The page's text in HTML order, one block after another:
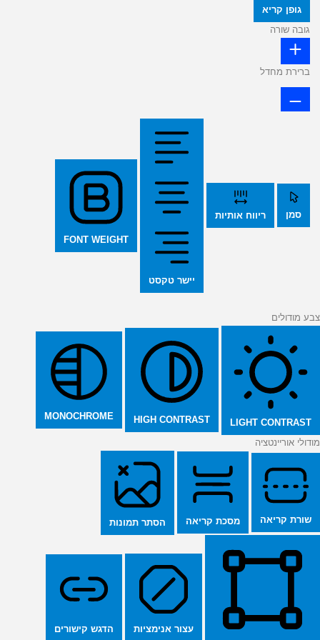
גופן קריא
גובה שורה
ברירת מחדל
סמן ריווח אותיות
יישר טקסט
FONT WEIGHT
צבע מודולים
LIGHT CONTRAST
HIGH CONTRAST
MONOCHROME
מודולי אוריינטציה
שורת קריאה מסכת קריאה הסתר תמונות
עצור אנימציות הדגש קישורים